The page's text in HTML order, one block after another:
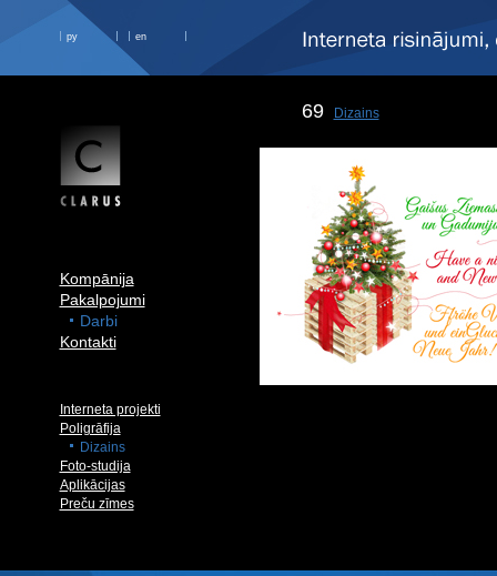
ру en
Kompānija
Pakalpojumi
Darbi
Kontakti
Interneta projekti
Poligrāfija
Dizains
Foto-studija
Aplikācijas
Preču zīmes
69 Dizains